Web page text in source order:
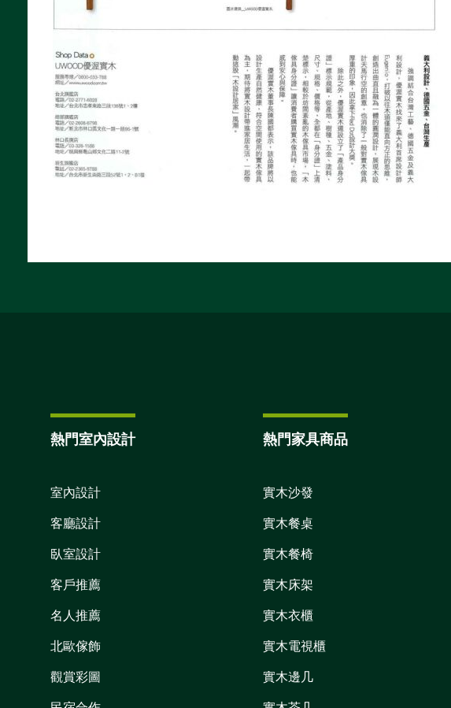
熱門室內設計
室內設計
客廳設計
臥室設計
客戶推薦
名人推薦
北歐傢飾
觀賞彩圖
熱門家具商品
實木沙發
實木餐桌
實木餐椅
實木床架
實木衣櫃
實木電視櫃
實木邊几